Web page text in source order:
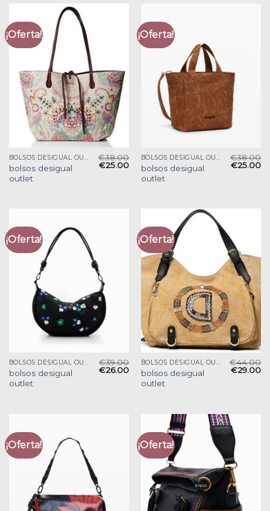
¡Oferta!
BOLSOS DESIGUAL OUTLET
bolsos desigual
outlet
€38.00
€25.00
¡Oferta!
BOLSOS DESIGUAL OUTLET
bolsos desigual
outlet
€38.00
€25.00
¡Oferta!
BOLSOS DESIGUAL OUTLET
bolsos desigual
outlet
€39.00
€26.00
¡Oferta!
BOLSOS DESIGUAL OUTLET
bolsos desigual
outlet
€44.00
€29.00
¡Oferta! ¡Oferta!